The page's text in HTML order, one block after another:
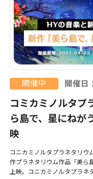
開催中 開催日
コミカミノルタプ
ら島で、星にねが
映
コニカミノルタプラネタリウ
作プラネタリウム作品「美ら
上映。コニカミノルタプラネ